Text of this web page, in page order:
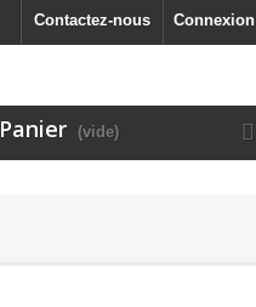
Connexion
Contactez-nous
Panier (vide)